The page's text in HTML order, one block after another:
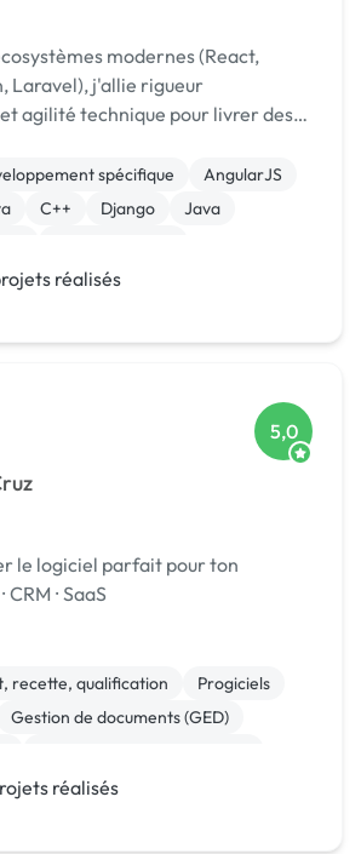
modernes (React,
Laravel), j'allie rigueur
agilité technique pour livrer des
spécifique
AngularJS
C++ Django
Java
réalisés
5,0
le logiciel parfait pour ton
CRM ⸱ SaaS
recette, qualification
Progiciels
Gestion de documents (GED)
de projet
réalisés